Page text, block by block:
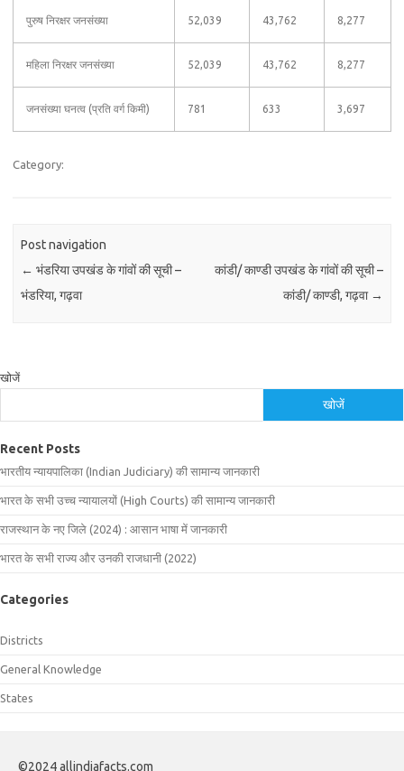
पुरुष निरक्षर जनसंख्या 52,039 43,762 8,277
महिला निरक्षर जनसंख्या 52,039 43,762 8,277
जनसंख्या घनत्व (प्रति वर्ग किमी) 781 633 3,697
Category:
Post navigation
← भंडरिया उपखंड के गांवों की सूची –
भंडरिया, गढ़वा
कांडी/ काण्डी उपखंड के गांवों की सूची –
कांडी/ काण्डी, गढ़वा →
खोजें
खोजें
Recent Posts
भारतीय न्यायपालिका (Indian Judiciary) की सामान्य जानकारी
भारत के सभी उच्च न्यायालयों (High Courts) की सामान्य जानकारी
राजस्थान के नए जिले (2024) : आसान भाषा में जानकारी
भारत के सभी राज्य और उनकी राजधानी (2022)
Categories
Districts
General Knowledge
States
©2024 allindiafacts.com